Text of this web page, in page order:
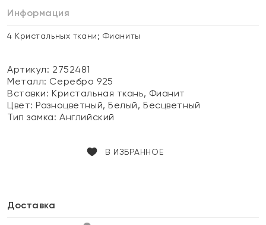
Информация
4 Кристальных ткани; Фианиты
Артикул: 2752481
Металл: Серебро 925
Вставки:Кристальная ткань, Фианит
Цвет:Разноцветный, Белый, Бесцветный
Тип замка:Английский
В ИЗБРАННОЕ
Доставка